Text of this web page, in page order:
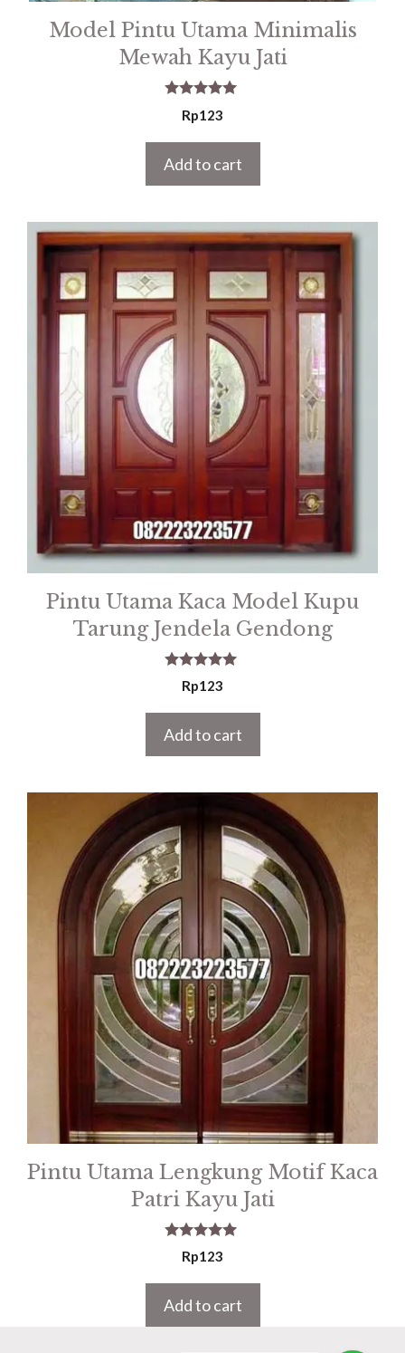
Model Pintu Utama Minimalis
Mewah Kayu Jati
5.00
out of 5
Rp123
Add to cart
Pintu Utama Kaca Model Kupu
Tarung Jendela Gendong
5.00
out of 5
Rp123
Add to cart
Pintu Utama Lengkung Motif Kaca
Patri Kayu Jati
5.00
out of 5
Rp123
Add to cart